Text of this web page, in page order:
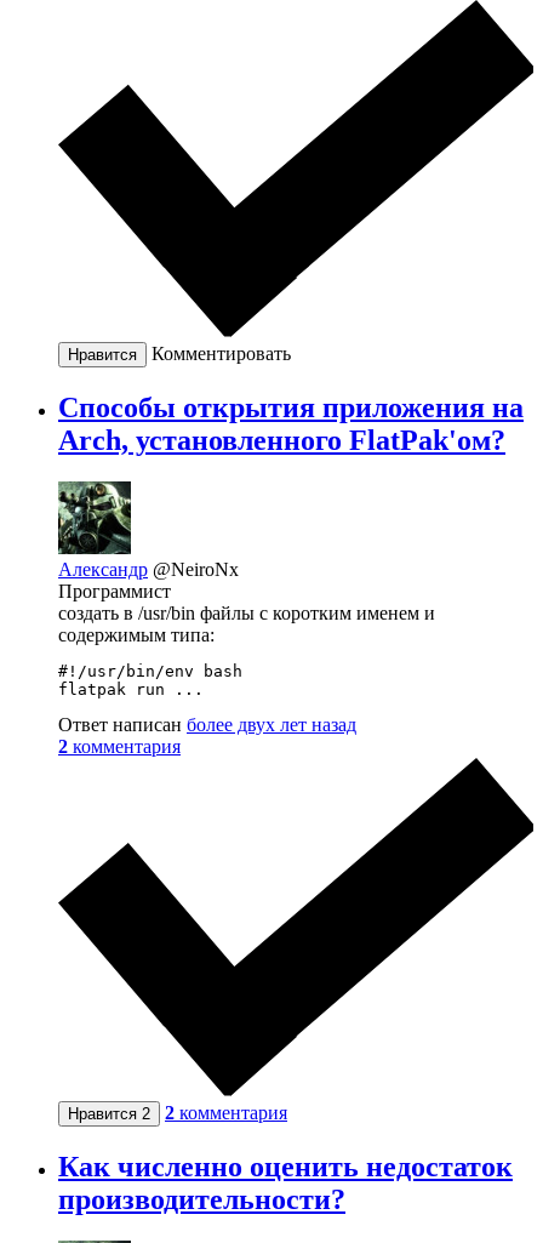
Нравится Комментировать
Способы открытия приложения на
Arch, установленного FlatPak'ом?
Александр @NeiroNx
Программист
создать в /usr/bin файлы c коротким именем и
содержимым типа:
#!/usr/bin/env bash
flatpak run ...
Ответ написан более двух лет назад
2 комментария
Нравится 2 2 комментария
Как численно оценить недостаток
производительности?